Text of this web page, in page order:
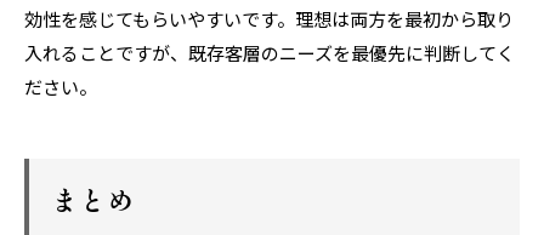
効性を感じてもらいやすいです。理想は両方を最初から取り
入れることですが、既存客層のニーズを最優先に判断してく
ださい。
まとめ